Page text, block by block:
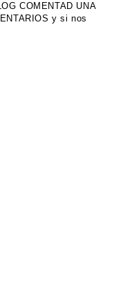
COMENTAD UNA
y si nos